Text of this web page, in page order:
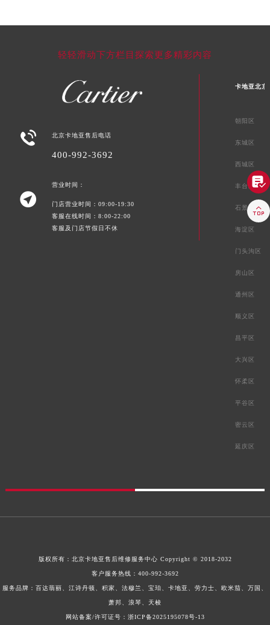
轻轻滑动下方栏目探索更多精彩内容
 北京卡地亚售后电话
400-992-3692

营业时间：
门店营业时间：09:00-19:30
客服在线时间：8:00-22:00
客服及门店节假日不休
卡地亚北京
朝阳区
东城区
西城区
丰台区
石景山区
海淀区
门头沟区
房山区
通州区
顺义区
昌平区
大兴区
怀柔区
平谷区
密云区
延庆区
版权所有： 北京卡地亚售后维修服务中心 Copyright © 2018-2032
客户服务热线： 400-992-3692
服务品牌：百达翡丽、江诗丹顿、积家、法穆兰、宝珀、卡地亚、劳力士、欧米茄、万国、
萧邦、浪琴、天梭
网站备案/许可证号：浙ICP备2025195078号-13

